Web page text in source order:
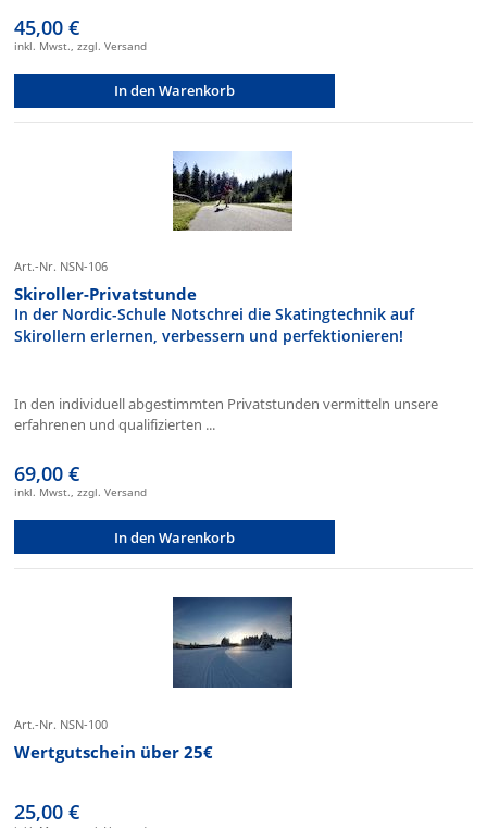
45,00 €
inkl. Mwst., zzgl. Versand
In den Warenkorb
Art.-Nr. NSN-106
Skiroller-Privatstunde
In der Nordic-Schule Notschrei die Skatingtechnik auf
Skirollern erlernen, verbessern und perfektionieren!
In den individuell abgestimmten Privatstunden vermitteln unsere
erfahrenen und qualifizierten ...
69,00 €
inkl. Mwst., zzgl. Versand
In den Warenkorb
Art.-Nr. NSN-100
Wertgutschein über 25€
25,00 €